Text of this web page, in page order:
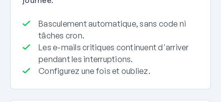
Basculement automatique, sans code ni
tâches cron.
Les e-mails critiques continuent d'arriver
pendant les interruptions.
Configurez une fois et oubliez.